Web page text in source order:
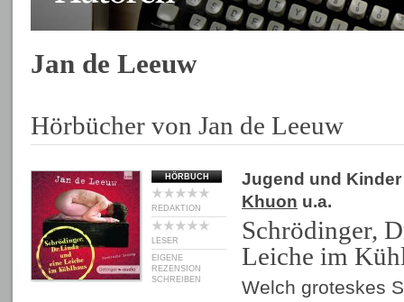
Jan de Leeuw
Hörbücher von Jan de Leeuw
HÖRBUCH
REDAKTION
LESER
EIGENE
REZENSION
SCHREIBEN
Jugend und Kinder
Khuon u.a.
Schrödinger,
Leiche im
Welch groteskes